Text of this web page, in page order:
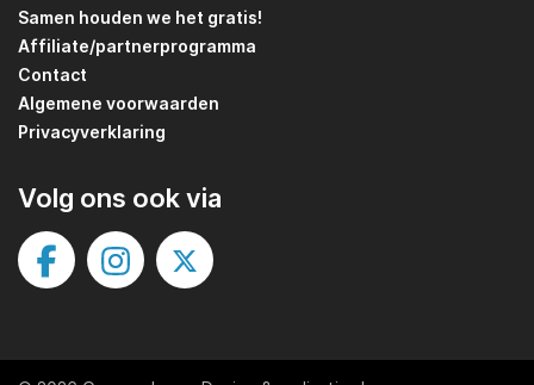
Samen houden we het gratis!
Affiliate/partnerprogramma
Contact
Algemene voorwaarden
Privacyverklaring
Volg ons ook via